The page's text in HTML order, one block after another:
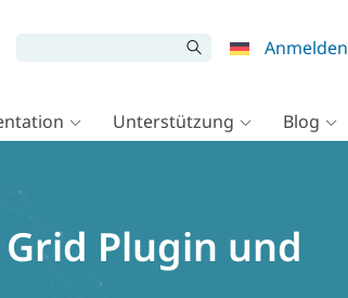
Anmelden
Unterstützung Blog
Plugin und